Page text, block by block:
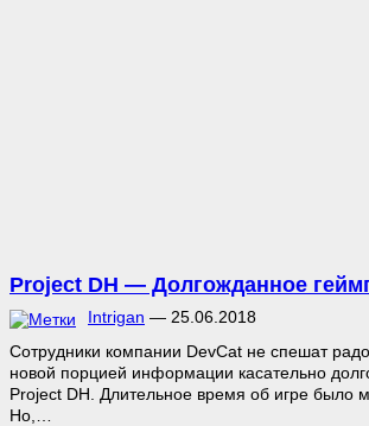
Project DH — Долгожданное
Intrigan — 25.06.2018
Сотрудники компании DevCat не спешат
новой порцией информации касательно
Project DH. Длительное время об игре было
Но,…